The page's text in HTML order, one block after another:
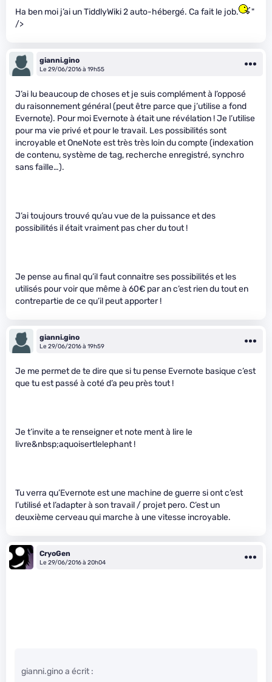
Ha ben moi j’ai un TiddlyWiki 2 auto-hébergé. Ca fait le job.
"
/>
gianni.gino
Le 29/06/2016 à 19h55
J’ai lu beaucoup de choses et je suis complément à l’opposé
du raisonnement général (peut être parce que j’utilise a fond
Evernote). Pour moi Evernote à était une révélation ! Je l’utilise
pour ma vie privé et pour le travail. Les possibilités sont
incroyable et OneNote est très très loin du compte (indexation
de contenu, système de tag, recherche enregistré, synchro
sans faille…).
J’ai toujours trouvé qu’au vue de la puissance et des
possibilités il était vraiment pas cher du tout !
Je pense au final qu’il faut connaitre ses possibilités et les
utilisés pour voir que même à 60€ par an c’est rien du tout en
contrepartie de ce qu’il peut apporter !
gianni.gino
Le 29/06/2016 à 19h59
Je me permet de te dire que si tu pense Evernote basique c’est
que tu est passé à coté d’a peu près tout !
Je t’invite a te renseigner et note ment à lire le
livre&nbsp;aquoisertlelephant !
Tu verra qu’Evernote est une machine de guerre si ont c’est
l’utilisé et l’adapter à son travail / projet pero. C’est un
deuxième cerveau qui marche à une vitesse incroyable.
CryoGen
Le 29/06/2016 à 20h04
gianni.gino a écrit :